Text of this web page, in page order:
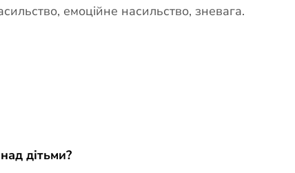
емоційне насильство, зневага.
дітьми?